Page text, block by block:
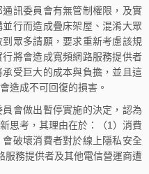
訊委員會有無管制權限，及實
行而造成疊床架屋、混淆大眾
眾多請願，要求重新考慮該規
將會造成寬頻網路服務提供者
受巨大的成本與負擔，並且這
造成不可回復的損害。
會做出暫停實施的決定，認為
思考，其理由在於：（1）消費
破壞消費者對於線上隱私安全
服務提供者及其他電信營運商遭